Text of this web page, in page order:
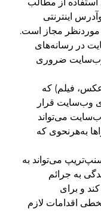
اینترنتی
مجاز است.
در رسانه‌های
وب‌سایت ضروری
فیلم) که
وب‌سایت قرار
می‌تواند
به‌هر‌نحوی که
می‌تواند به
به جرائم
و برای
اقدامات لازم